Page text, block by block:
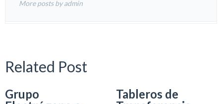
More posts by admin
Related Post
Grupo
Tableros de